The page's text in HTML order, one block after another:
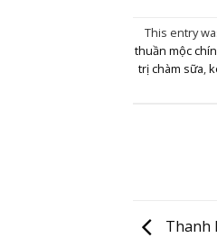
This entry
thuần mộc
trị chàm sữa,
Thanh